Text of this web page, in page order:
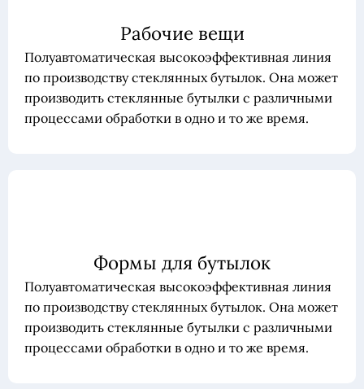
Рабочие вещи
Полуавтоматическая высокоэффективная линия
по производству стеклянных бутылок. Она может
производить стеклянные бутылки с различными
процессами обработки в одно и то же время.
Формы для бутылок
Полуавтоматическая высокоэффективная линия
по производству стеклянных бутылок. Она может
производить стеклянные бутылки с различными
процессами обработки в одно и то же время.